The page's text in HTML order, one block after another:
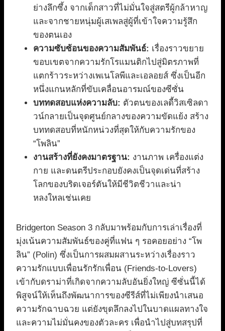
ย่างลึกซึ้ง จากเด็กสาวที่ไม่มั่นใจสู่สตรีผู้กล้าหาญ
และจากชายหนุ่มผู้เสเพลสู่ผู้ที่เข้าใจความรู้สึก
ของตนเอง
ความซับซ้อนของความสัมพันธ์: เรื่องราวขยาย
ขอบเขตจากความรักโรแมนติกไปสู่มิตรภาพที่
แตกร้าวระหว่างเพเนโลพีและเอลอยส์ ซึ่งเป็นอีก
หนึ่งแกนหลักที่ขับเคลื่อนอารมณ์ของซีซั่น
บททดสอบแห่งความลับ: ตัวตนของเลดี้วิสเซิลดา
วน์กลายเป็นจุดศูนย์กลางของความขัดแย้ง สร้าง
บททดสอบที่หนักหน่วงที่สุดให้กับความรักของ
“โพลิน”
งานสร้างที่ยังคงมาตรฐาน: งานภาพ เครื่องแต่ง
กาย และดนตรีประกอบยังคงเป็นจุดเด่นที่สร้าง
โลกของบริดเจอร์ตันให้มีชีวิตชีวาและน่า
หลงใหลเช่นเคย
Bridgerton Season 3 กลับมาพร้อมกับการเล่าเรื่องที่
มุ่งเน้นความสัมพันธ์ของคู่ที่แฟน ๆ รอคอยอย่าง “โพ
ลิน” (Polin) ซึ่งเป็นการผสมผสานระหว่างเรื่องราว
ความรักแบบเพื่อนรักรักเพื่อน (Friends-to-Lovers)
เข้ากับดราม่าที่เกิดจากความลับอันยิ่งใหญ่ ซีซั่นนี้ได้
พิสูจน์ให้เห็นถึงพัฒนาการของซีรีส์ที่ไม่เพียงนำเสนอ
ความรักฉาบฉวย แต่ยังขุดลึกลงไปในบาดแผลทางใจ
และความไม่มั่นคงของตัวละคร เพื่อนำไปสู่บทสรุปที่